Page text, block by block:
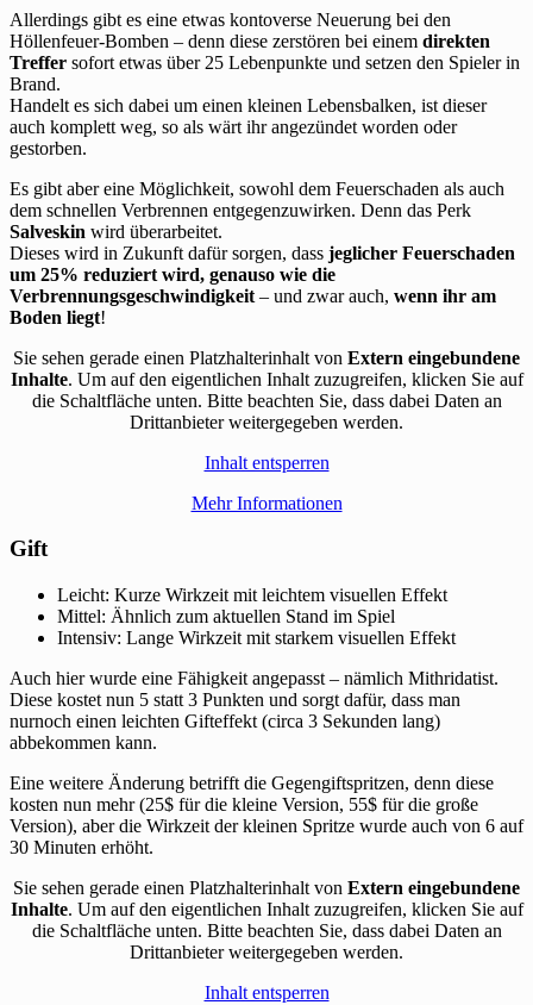
Allerdings gibt es eine etwas kontoverse Neuerung bei den
Höllenfeuer-Bomben – denn diese zerstören bei einem direkten
Treffer sofort etwas über 25 Lebenpunkte und setzen den Spieler in
Brand.
Handelt es sich dabei um einen kleinen Lebensbalken, ist dieser
auch komplett weg, so als wärt ihr angezündet worden oder
gestorben.
Es gibt aber eine Möglichkeit, sowohl dem Feuerschaden als auch
dem schnellen Verbrennen entgegenzuwirken. Denn das Perk
Salveskin wird überarbeitet.
Dieses wird in Zukunft dafür sorgen, dass jeglicher Feuerschaden
um 25% reduziert wird, genauso wie die
Verbrennungsgeschwindigkeit – und zwar auch, wenn ihr am
Boden liegt!
Sie sehen gerade einen Platzhalterinhalt von Extern eingebundene
Inhalte. Um auf den eigentlichen Inhalt zuzugreifen, klicken Sie auf
die Schaltfläche unten. Bitte beachten Sie, dass dabei Daten an
Drittanbieter weitergegeben werden.
Inhalt entsperren
Mehr Informationen
Gift
Leicht: Kurze Wirkzeit mit leichtem visuellen Effekt
Mittel: Ähnlich zum aktuellen Stand im Spiel
Intensiv: Lange Wirkzeit mit starkem visuellen Effekt
Auch hier wurde eine Fähigkeit angepasst – nämlich Mithridatist.
Diese kostet nun 5 statt 3 Punkten und sorgt dafür, dass man
nurnoch einen leichten Gifteffekt (circa 3 Sekunden lang)
abbekommen kann.
Eine weitere Änderung betrifft die Gegengiftspritzen, denn diese
kosten nun mehr (25$ für die kleine Version, 55$ für die große
Version), aber die Wirkzeit der kleinen Spritze wurde auch von 6 auf
30 Minuten erhöht.
Sie sehen gerade einen Platzhalterinhalt von Extern eingebundene
Inhalte. Um auf den eigentlichen Inhalt zuzugreifen, klicken Sie auf
die Schaltfläche unten. Bitte beachten Sie, dass dabei Daten an
Drittanbieter weitergegeben werden.
Inhalt entsperren